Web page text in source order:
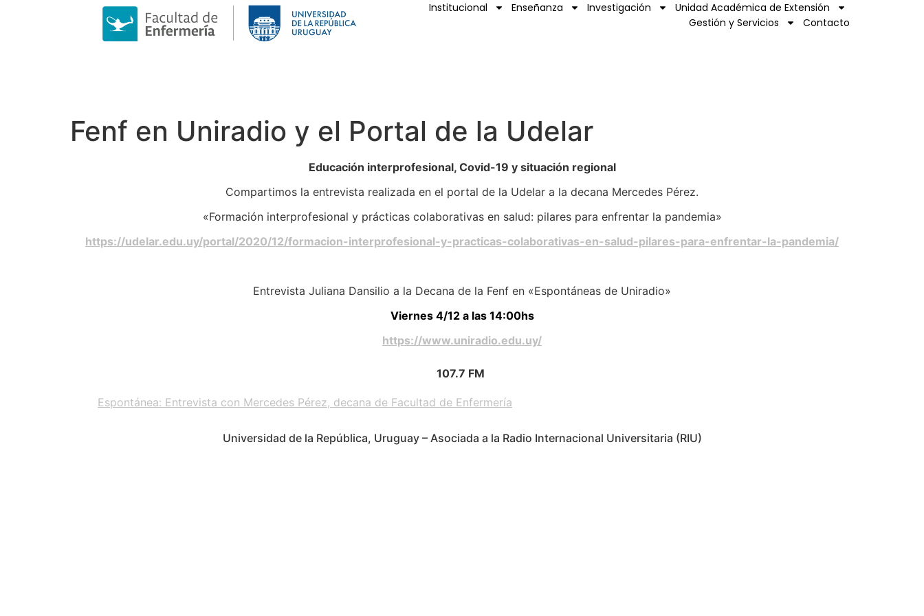
Institucional Enseñanza Investigación
Unidad Académica de Extensión
Gestión y Servicios
Contacto
Fenf en Uniradio y el Portal de la Udelar
Educación interprofesional, Covid-19 y situación regional
Compartimos la entrevista realizada en el portal de la Udelar a la decana Mercedes Pérez.
«Formación interprofesional y prácticas colaborativas en salud: pilares para enfrentar la pandemia»
https://udelar.edu.uy/portal/2020/12/formacion-interprofesional-y-practicas-colaborativas-en-salud-pilares-para-enfrentar-la-pandemia/
Entrevista Juliana Dansilio a la Decana de la Fenf en «Espontáneas de Uniradio»
Viernes 4/12 a las 14:00hs
https://www.uniradio.edu.uy/
107.7 FM
Espontánea: Entrevista con Mercedes Pérez, decana de Facultad de Enfermería
Universidad de la República, Uruguay – Asociada a la Radio Internacional Universitaria (RIU)